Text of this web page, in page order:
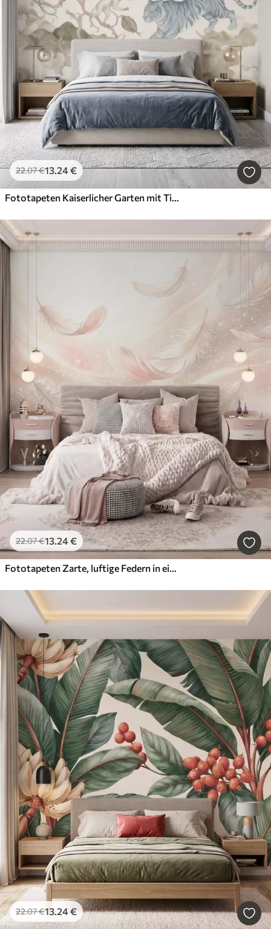
22.07€13.24€
Fototapeten Kaiserlicher Garten mit Tieren im orientalischen Stil – Affe, Leopard, Tiger, Pfau und Reiher
22.07€13.24€
Fototapeten Zarte, luftige Federn in einem pfirsichrosa Schimmer
22.07€13.24€